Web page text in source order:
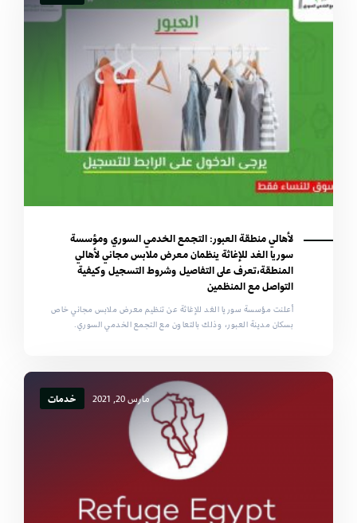
لأهالي منطقة العبور: التجمع الخدمي السوري ومؤسسة
سوريا الغد للإغاثة ينظمان معرض ملابس مجاني لأهالي
المنطقة،تعرف على التفاصيل وشروط التسجيل وكيفية
التواصل مع المنظمين
أعلنت مؤسسة سوريا الغد للإغاثة عن تنظيم معرض ملابس مجاني خاص
بسكان مدينة العبور، وذلك بالتعاون مع التجمع الخدمي السوري.
مارس 20, 2021 خدمات